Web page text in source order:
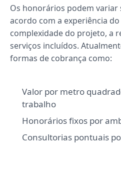
Os honorários podem
acordo com a experiência
complexidade do projeto, a
serviços incluídos.
formas de cobrança como:
Valor por metro
trabalho
Honorários fixos por
Consultorias pontuais